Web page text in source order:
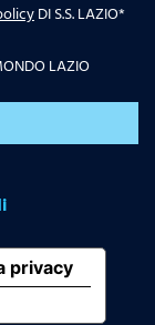
DI S.S. LAZIO*
LAZIO
privacy